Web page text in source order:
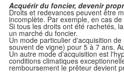
Acquérir du foncier, devenir
Droits et redevances peuvent être
incomplète. Par exemple, en cas
Si tous les droits ont été rachetés,
un marché du foncier.
Un mode particulier d'acquisition
souvent de vigne) pour 5 à 7 ans.
Un autre mode d'acquisition est
conditions climatiques
remboursement le prêteur devient